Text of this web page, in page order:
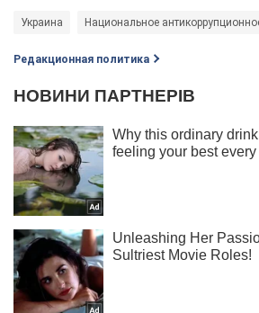
Украина Национальное
Редакционная политика